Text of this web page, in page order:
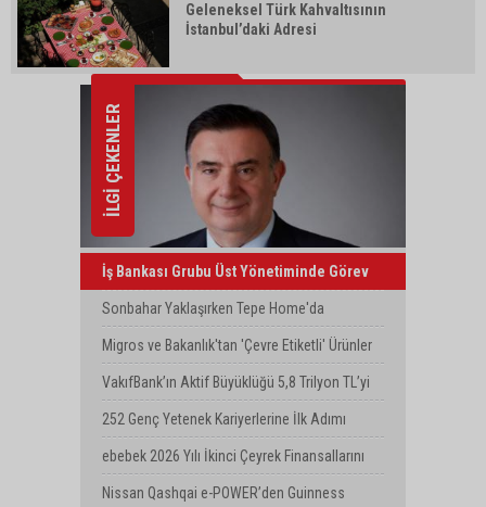
Geleneksel Türk Kahvaltısının
İstanbul’daki Adresi
İLGİ ÇEKENLER
İş Bankası Grubu Üst Yönetiminde Görev
Değişimi
Sonbahar Yaklaşırken Tepe Home'da
Yenilenme Dönemi
Migros ve Bakanlık'tan 'Çevre Etiketli' Ürünler
İçin İş Birliği
VakıfBank’ın Aktif Büyüklüğü 5,8 Trilyon TL’yi
Aştı
252 Genç Yetenek Kariyerlerine İlk Adımı
Turkcell’de Attı
ebebek 2026 Yılı İkinci Çeyrek Finansallarını
Açıkladı
Nissan Qashqai e-POWER’den Guinness